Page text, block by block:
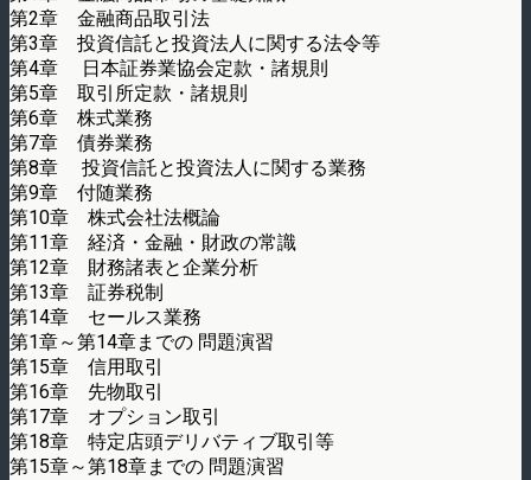
第2章 金融商品取引法
第3章 投資信託と投資法人に関する法令等
第4章 日本証券業協会定款・諸規則
第5章 取引所定款・諸規則
第6章 株式業務
第7章 債券業務
第8章 投資信託と投資法人に関する業務
第9章 付随業務
第10章 株式会社法概論
第11章 経済・金融・財政の常識
第12章 財務諸表と企業分析
第13章 証券税制
第14章 セールス業務
第1章～第14章までの 問題演習
第15章 信用取引
第16章 先物取引
第17章 オプション取引
第18章 特定店頭デリバティブ取引等
第15章～第18章までの 問題演習